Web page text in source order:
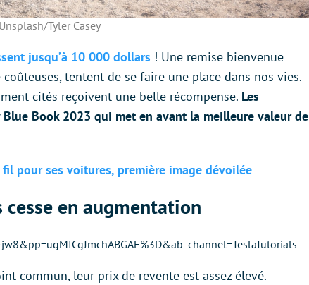
Tyler Casey
jusqu’à 10 000 dollars ! Une remise bienvenue
tentent de se faire une place dans nos vies.
cités reçoivent une belle récompense. Les
Book 2023 qui met en avant la meilleure valeur de
pour ses voitures, première image dévoilée
en augmentation
commun, leur prix de revente est assez élevé.